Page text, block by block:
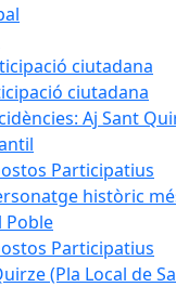
ciutadana
ciutadana
Aj Sant
Participatius
històric
Poble
Participatius
(Pla Local de